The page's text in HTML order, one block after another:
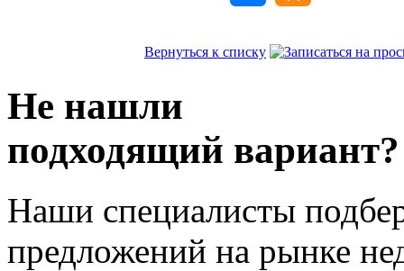
Вернуться к списку
Не нашли
подходящий вариант?
Наши специалисты
предложений на рынке